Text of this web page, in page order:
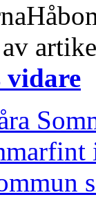
vidare